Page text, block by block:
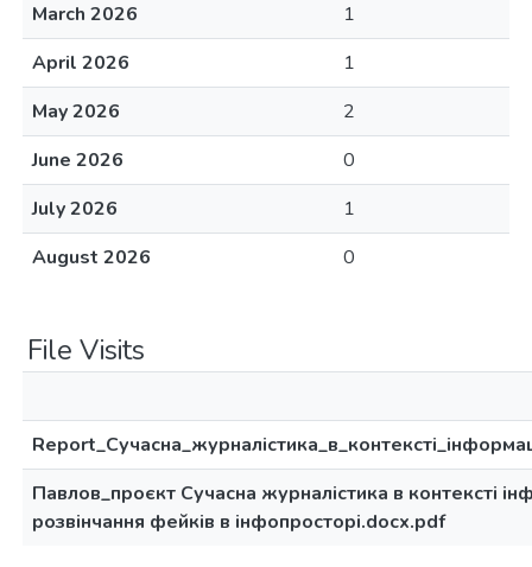
March 2026
1
April 2026
1
May 2026
2
June 2026
0
July 2026
1
August 2026
0
File Visits
Павлов_проєкт Сучасна журналістика в контексті
розвінчання фейків в інфопросторі.docx.pdf